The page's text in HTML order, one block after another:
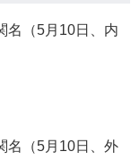
名（5月10日、内
名（5月10日、外